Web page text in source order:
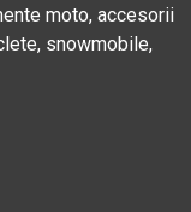
moto, accesorii
snowmobile,